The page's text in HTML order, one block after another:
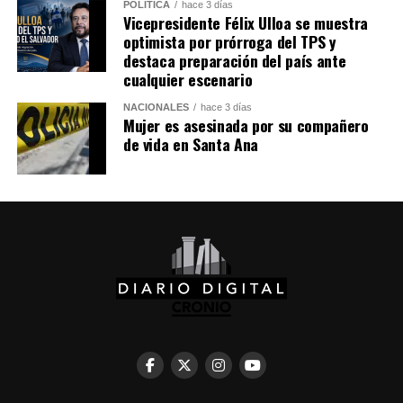
Comparte esto:
Facebook X
Me gusta esto:
POLÍTICA hace 3 días
Vicepresidente Félix Ulloa se muestra
optimista por prórroga del TPS y
destaca preparación del país ante
cualquier escenario
NACIONALES hace 3 días
Mujer es asesinada por su compañero
de vida en Santa Ana